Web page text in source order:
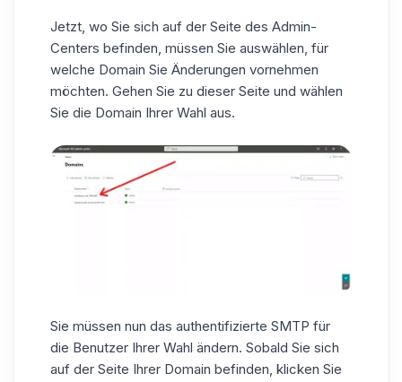
Jetzt, wo Sie sich auf der Seite des Admin-
Centers befinden, müssen Sie auswählen, für
welche Domain Sie Änderungen vornehmen
möchten. Gehen Sie zu dieser Seite und wählen
Sie die Domain Ihrer Wahl aus.
Sie müssen nun das authentifizierte SMTP für
die Benutzer Ihrer Wahl ändern. Sobald Sie sich
auf der Seite Ihrer Domain befinden, klicken Sie